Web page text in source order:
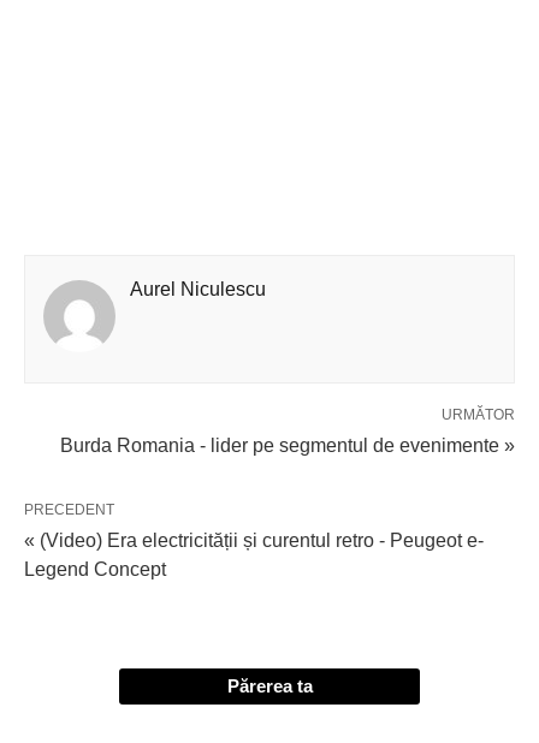
Aurel Niculescu
URMĂTOR
Burda Romania - lider pe segmentul de evenimente »
PRECEDENT
« (Video) Era electricității și curentul retro - Peugeot e-
Legend Concept
Părerea ta